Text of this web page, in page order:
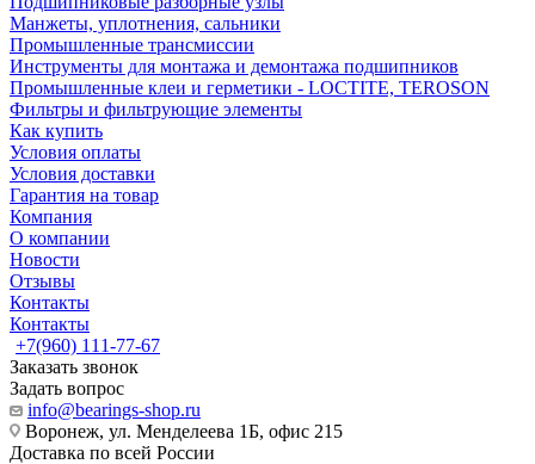
Манжеты, уплотнения, сальники
Промышленные трансмиссии
Инструменты для монтажа и демонтажа подшипников
Промышленные клеи и герметики - LOCTITE, TEROSON
Фильтры и фильтрующие элементы
Как купить
Условия оплаты
Условия доставки
Гарантия на товар
Компания
О компании
Новости
Отзывы
Контакты
Контакты
+7(960) 111-77-67
Заказать звонок
Задать вопрос
info@bearings-shop.ru
Воронеж, ул. Менделеева 1Б, офис 215
Доставка по всей России